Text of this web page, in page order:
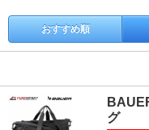
おすすめ順
グ